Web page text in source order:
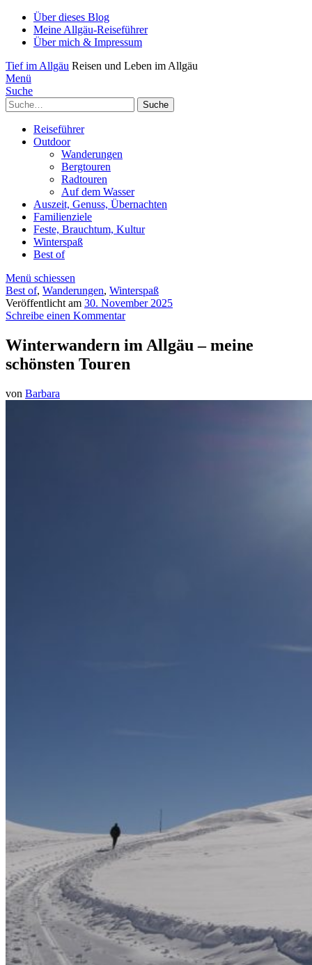
Über dieses Blog
Meine Allgäu-Reiseführer
Über mich & Impressum
Tief im Allgäu Reisen und Leben im Allgäu
Menü
Suche
Suche
Reiseführer
Outdoor
Wanderungen
Bergtouren
Radtouren
Auf dem Wasser
Auszeit, Genuss, Übernachten
Familienziele
Feste, Brauchtum, Kultur
Winterspaß
Best of
Menü schiessen
Best of, Wanderungen, Winterspaß
Veröffentlicht am 30. November 2025
Schreibe einen Kommentar
Winterwandern im Allgäu – meine
schönsten Touren
von Barbara